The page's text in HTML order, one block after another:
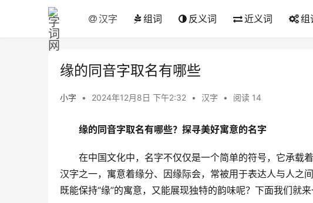
汉字 组词 反义词 近义词 组
缘的同音字取名有哪些
小字 • 2024年12月8日 下午2:32 • 汉字 • 阅读 14
缘的同音字取名有哪些？探寻美好寓意的名字
在中国文化中，名字不仅仅是一个简单的符号，它承载着
汉字之一，寓意着缘分、因缘际会，常被用于表达人与人之
既能保持“缘”的寓意，又能展现独特的韵味呢？下面我们就来